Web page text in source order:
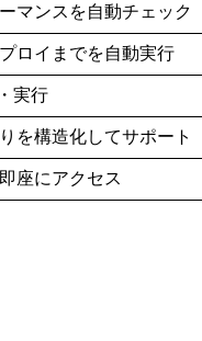
マンスを自動チェック
ロイまでを自動実行
実行
を構造化してサポート
座にアクセス